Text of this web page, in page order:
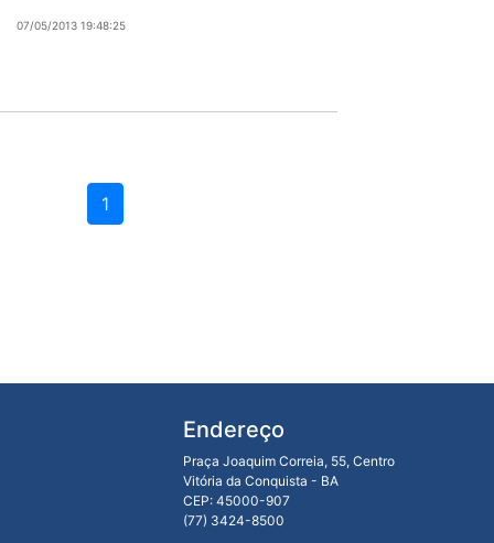
07/05/2013 19:48:25
1
Endereço
Praça Joaquim Correia, 55, Centro
Vitória da Conquista - BA
CEP: 45000-907
(77) 3424-8500